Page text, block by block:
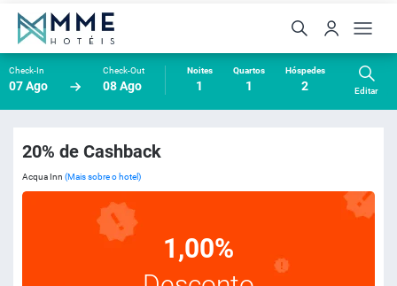
Check-In
07 Ago
Check-Out
08 Ago
Noites
1
Quartos
1
Hóspedes
2 Editar
20% de Cashback
Acqua Inn (Mais sobre o hotel)
1,00%